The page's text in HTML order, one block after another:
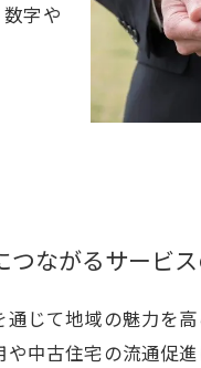
字や
つながるサービ
じて地域の魅力を
中古住宅の流通促